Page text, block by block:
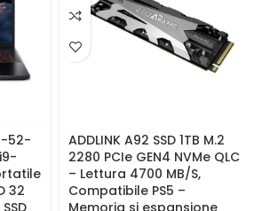
52-
32
ADDLINK A92 SSD 1TB M.2
2280 PCIe GEN4 NVMe QLC
– Lettura 4700 MB/S,
Compatibile PS5 –
Memoria si espansione